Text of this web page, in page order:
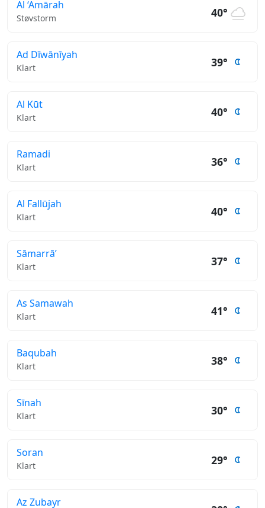
Al ‘Amārah
Støvstorm 40°
Ad Dīwānīyah
Klart 39°
Al Kūt
Klart 40°
Ramadi
Klart 36°
Al Fallūjah
Klart 40°
Sāmarrā’
Klart 37°
As Samawah
Klart 41°
Baqubah
Klart 38°
Sīnah
Klart 30°
Soran
Klart 29°
Az Zubayr